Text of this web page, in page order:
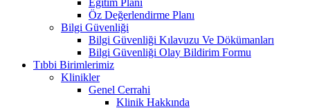
Öz Değerlendirme Planı
Bilgi Güvenliği
Bilgi Güvenliği Kılavuzu Ve Dökümanları
Bilgi Güvenliği Olay Bildirim Formu
Tıbbi Birimlerimiz
Klinikler
Genel Cerrahi
Klinik Hakkında